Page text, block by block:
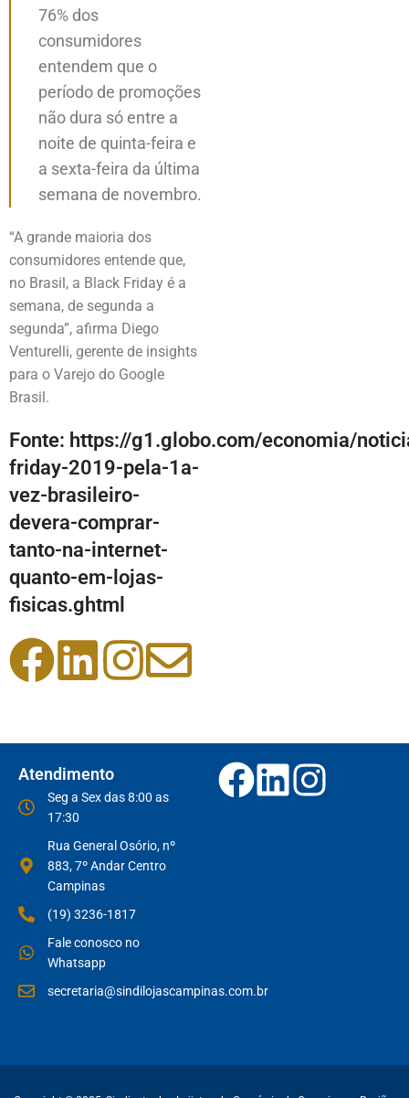
76% dos
consumidores
entendem que o
período de promoções
não dura só entre a
noite de quinta-feira e
a sexta-feira da última
semana de novembro.
“A grande maioria dos
consumidores entende que,
no Brasil, a Black Friday é a
semana, de segunda a
segunda”, afirma Diego
Venturelli, gerente de insights
para o Varejo do Google
Brasil.
Fonte: https://g1.globo.com/economia/
friday-2019-pela-1a-
vez-brasileiro-
devera-comprar-
tanto-na-internet-
quanto-em-lojas-
fisicas.ghtml
Atendimento
Seg a Sex das 8:00 as
17:30
Rua General Osório, nº
883, 7º Andar Centro
Campinas
(19) 3236-1817
Fale conosco no
Whatsapp
secretaria@sindilojascampinas.com.br